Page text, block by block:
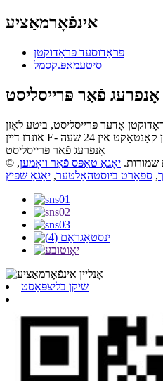
אינפֿאָרמאַציע
פּראָדוסעד פּראָדוקטן
סיטעמאַפּ.קסמל
אָנפרעג פֿאַר פּרייסליסט
אָדער פּרייסליסט, ביטע לאָזן
אָנפרעג פֿאַר פּרייסליסט
יאָגאַ טאַפּס פֿאַר וואָמען,
, ספּאָרט ביוסטהאַלטער, יאָגאַ שפּיץ
שיקן בליצפּאָסט